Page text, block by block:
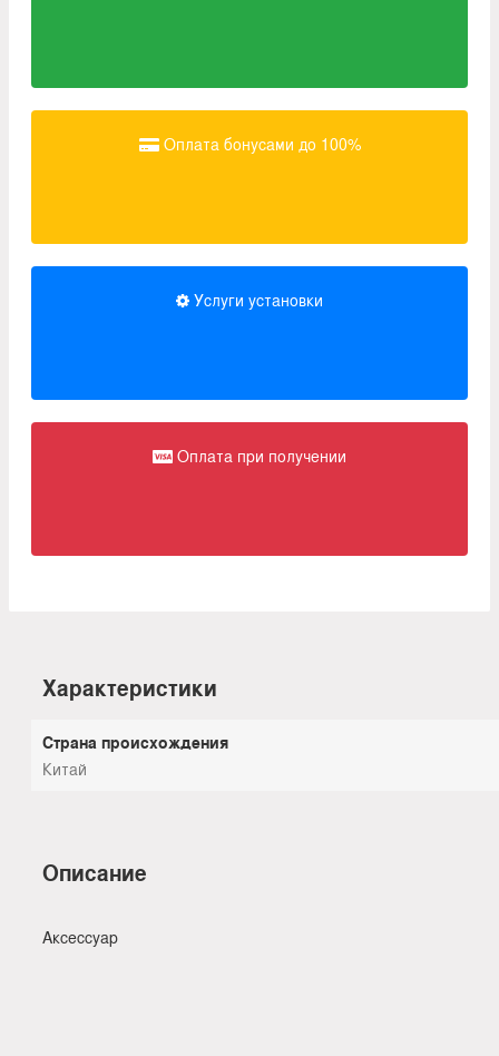
Оплата бонусами до 100%
Услуги установки
Оплата при получении
Характеристики
Страна происхождения
Китай
Описание
Аксессуар